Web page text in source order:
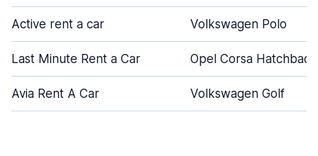
Active rent a car Volkswagen Polo
Last Minute Rent a Car Opel Corsa Hatchback
Avia Rent A Car Volkswagen Golf